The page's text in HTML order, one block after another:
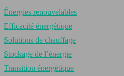
Énergies renouvelables
Efficacité énergétique
Solutions de chauffage
Stockage de l’énergie
Transition énergétique